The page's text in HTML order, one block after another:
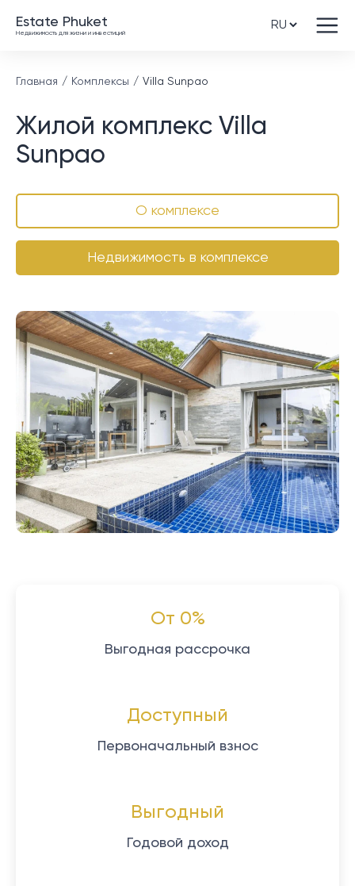
Estate Phuket
Недвижимость для жизни и инвестиций
Главная Комплексы Villa Sunpao
Жилой комплекс Villa
Sunpao
О комплексе
Недвижимость в комплексе
От 0%
Выгодная рассрочка
Доступный
Первоначальный взнос
Выгодный
Годовой доход